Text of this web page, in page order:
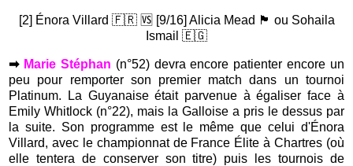
[2] Énora Villard 🇫🇷 🆚 [9/16] Alicia Mead 🏴󠁧󠁢󠁥󠁮󠁧󠁿 ou Sohaila
Ismail 🇪🇬
➡ Marie Stéphan (n°52) devra encore patienter encore un
peu pour remporter son premier match dans un tournoi
Platinum. La Guyanaise était parvenue à égaliser face à
Emily Whitlock (n°22), mais la Galloise a pris le dessus par
la suite. Son programme est le même que celui d'Énora
Villard, avec le championnat de France Élite à Chartres (où
elle tentera de conserver son titre) puis les tournois de